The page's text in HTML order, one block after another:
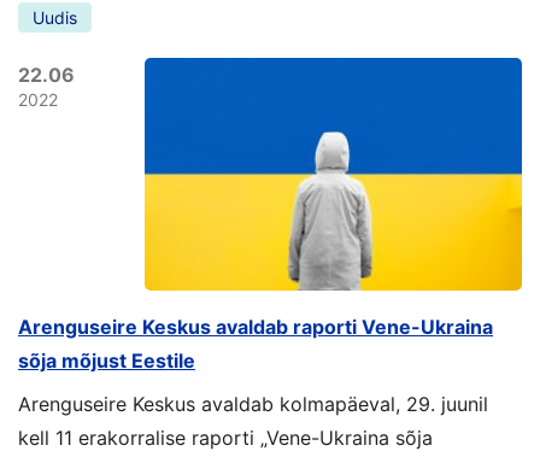
Uudis
22.06
2022
Arenguseire Keskus avaldab raporti Vene-Ukraina
sõja mõjust Eestile
Arenguseire Keskus avaldab kolmapäeval, 29. juunil
kell 11 erakorralise raporti „Vene-Ukraina sõja